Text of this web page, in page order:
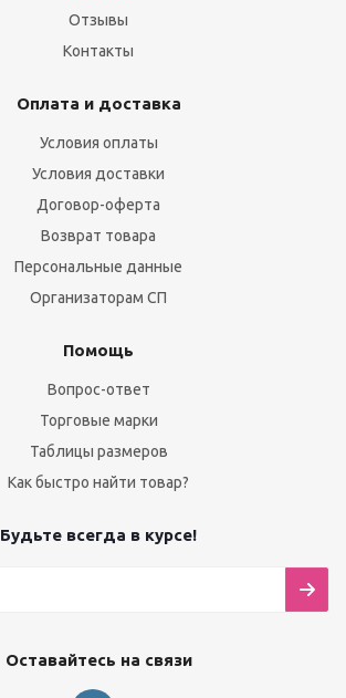
Отзывы
Контакты
Оплата и доставка
Условия оплаты
Условия доставки
Договор-оферта
Возврат товара
Персональные данные
Организаторам СП
Помощь
Вопрос-ответ
Торговые марки
Таблицы размеров
Как быстро найти товар?
Будьте всегда в курсе!
Оставайтесь на связи